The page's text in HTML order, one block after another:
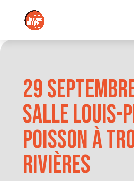
29
Salle Louis-
Poisson à
Rivières